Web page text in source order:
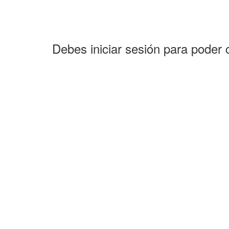
Debes iniciar sesión para poder